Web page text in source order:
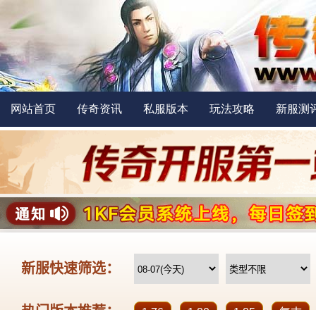
网站首页 传奇资讯 私服版本 玩法攻略 新服测